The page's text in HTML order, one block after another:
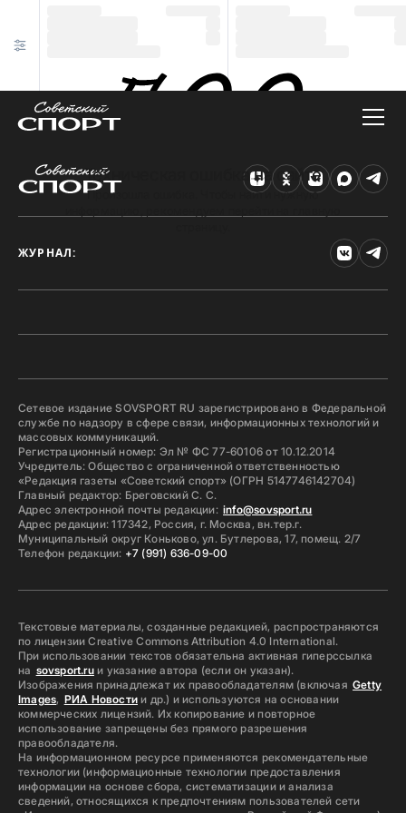
Техническая ошибка на сайте
Произошла ошибка. Чтобы найти нужную
ЖУРНАЛ:
Сетевое издание SOVSPORT RU зарегистрировано в Федеральной
службе по надзору в сфере связи, информационных технологий и
массовых коммуникаций.
Регистрационный номер: Эл № ФС 77-60106 от 10.12.2014
Учредитель: Общество с ограниченной ответственностью
«Редакция газеты «Советский спорт» (ОГРН 5147746142704)
Главный редактор: Бреговский С. С.
Адрес электронной почты редакции: info@sovsport.ru
Адрес редакции: 117342, Россия, г. Москва, вн.тер.г.
Муниципальный округ Коньково, ул. Бутлерова, 17, помещ. 2/7
Телефон редакции: +7 (991) 636-09-00
Текстовые материалы, созданные редакцией, распространяются
по лицензии Creative Commons Attribution 4.0 International.
При использовании текстов обязательна активная гиперссылка
на sovsport.ruи указание автора (если он указан).
Изображения принадлежат их правообладателям (включая Getty
Images, РИА Новостии др.) и используются на основании
коммерческих лицензий. Их копирование и повторное
использование запрещены без прямого разрешения
правообладателя.
На информационном ресурсе применяются рекомендательные
технологии (информационные технологии предоставления
информации на основе сбора, систематизации и анализа
сведений, относящихся к предпочтениям пользователей сети